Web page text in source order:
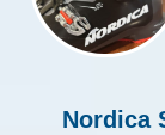
Nordica